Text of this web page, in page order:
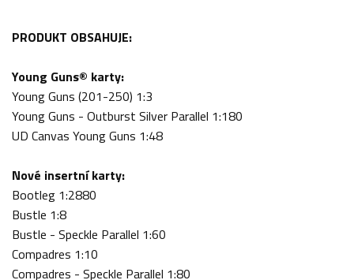
PRODUKT OBSAHUJE:
Young Guns® karty:
Young Guns (201-250) 1:3
Young Guns - Outburst Silver Parallel 1:180
UD Canvas Young Guns 1:48
Nové insertní karty:
Bootleg 1:2880
Bustle 1:8
Bustle - Speckle Parallel 1:60
Compadres 1:10
Compadres - Speckle Parallel 1:80